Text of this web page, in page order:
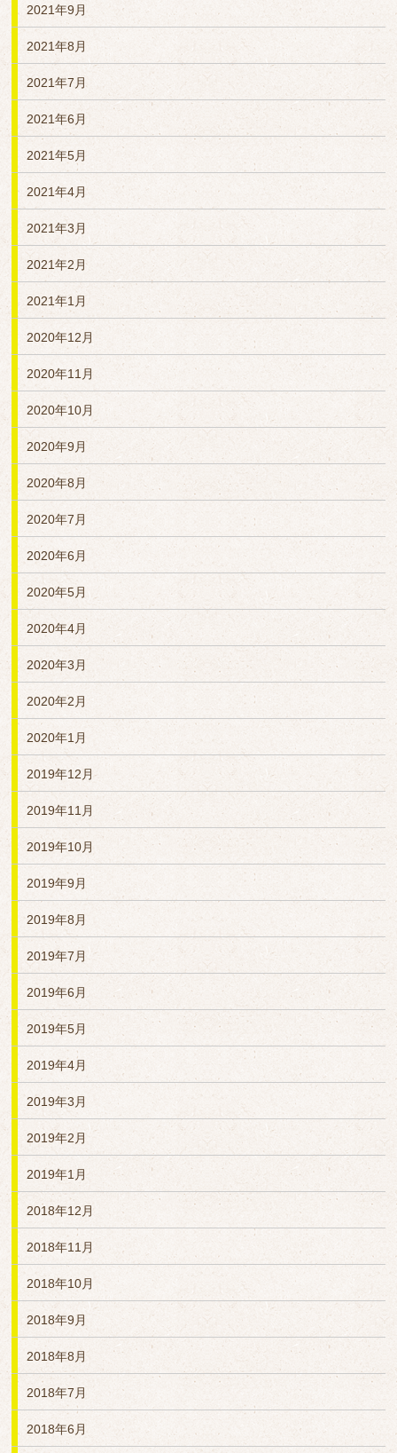
2021年9月
2021年8月
2021年7月
2021年6月
2021年5月
2021年4月
2021年3月
2021年2月
2021年1月
2020年12月
2020年11月
2020年10月
2020年9月
2020年8月
2020年7月
2020年6月
2020年5月
2020年4月
2020年3月
2020年2月
2020年1月
2019年12月
2019年11月
2019年10月
2019年9月
2019年8月
2019年7月
2019年6月
2019年5月
2019年4月
2019年3月
2019年2月
2019年1月
2018年12月
2018年11月
2018年10月
2018年9月
2018年8月
2018年7月
2018年6月